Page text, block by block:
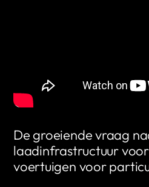
De groeiende vraag
laadinfrastructuur
voertuigen voor